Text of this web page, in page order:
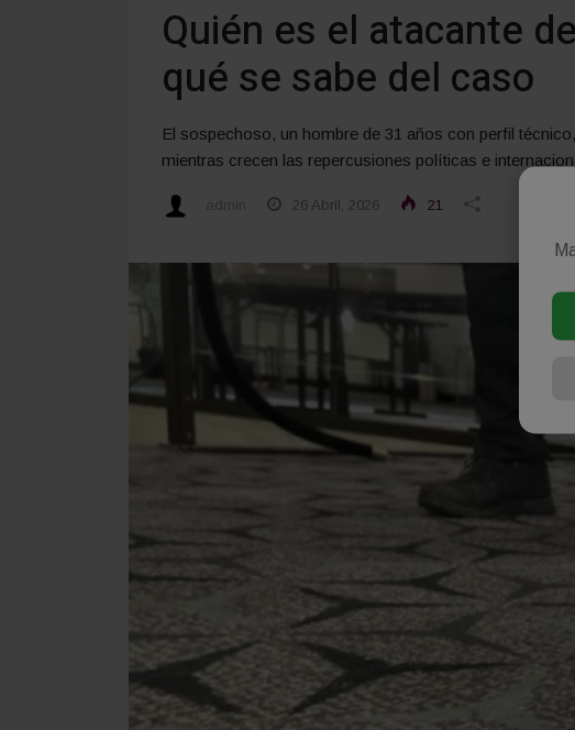
Quién es el atacante
qué se sabe del caso
El sospechoso, un hombre de 31 años con perfil
mientras crecen las repercusiones políticas e
26 Abril, 2026 21